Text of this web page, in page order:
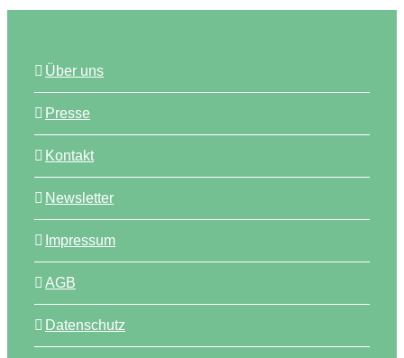
Über uns
Presse
Kontakt
Newsletter
Impressum
AGB
Datenschutz